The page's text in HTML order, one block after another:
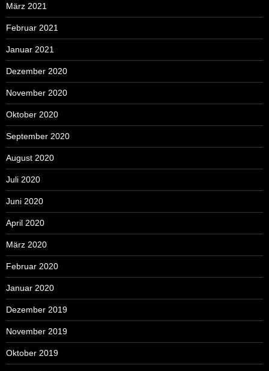
März 2021
Februar 2021
Januar 2021
Dezember 2020
November 2020
Oktober 2020
September 2020
August 2020
Juli 2020
Juni 2020
April 2020
März 2020
Februar 2020
Januar 2020
Dezember 2019
November 2019
Oktober 2019